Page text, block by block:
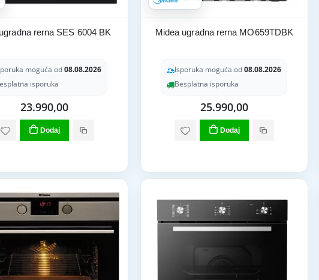
rerna SES 6004 BK
moguća od08.08.2026
isporuka
23.990,00
Dodaj
Midea ugradna rerna MO659TDBK
Isporuka moguća od08.08.2026
Besplatna isporuka
25.990,00
Dodaj